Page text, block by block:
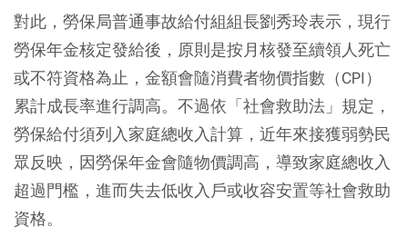
對此，勞保局普通事故給付組組長劉秀玲表示，現行
勞保年金核定發給後，原則是按月核發至續領人死亡
或不符資格為止，金額會隨消費者物價指數（CPI）
累計成長率進行調高。不過依「社會救助法」規定，
勞保給付須列入家庭總收入計算，近年來接獲弱勢民
眾反映，因勞保年金會隨物價調高，導致家庭總收入
超過門檻，進而失去低收入戶或收容安置等社會救助
資格。